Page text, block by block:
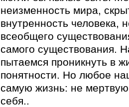
неизменность мира,
внутренность человека,
всеобщего
самого существования.
пытаемся проникнуть в
понятности. Но любое
самую жизнь: не
себя..